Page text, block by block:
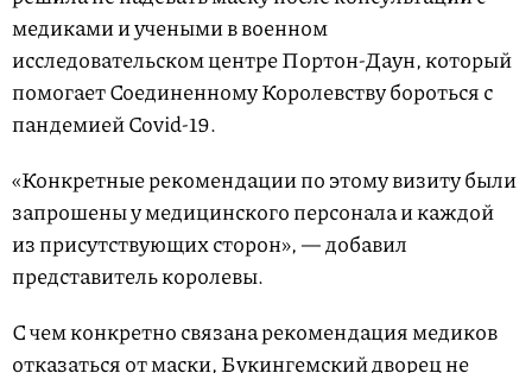
медиками и учеными в военном
исследовательском центре Портон-Даун, который
помогает Соединенному Королевству бороться с
пандемией Covid-19.
«Конкретные рекомендации по этому визиту были
запрошены у медицинского персонала и каждой
из присутствующих сторон», — добавил
представитель королевы.
С чем конкретно связана рекомендация медиков
отказаться от маски, Букингемский дворец не